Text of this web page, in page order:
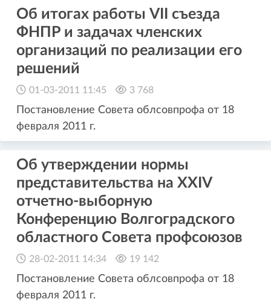
Об итогах работы VII съезда
ФНПР и задачах членских
организаций по реализации его
решений
01-03-2011 11:45 3 768
Постановление Совета облсовпрофа от 18
февраля 2011 г.
Об утверждении нормы
представительства на XXIV
отчетно-выборную
Конференцию Волгоградского
областного Совета профсоюзов
28-02-2011 14:34 19 142
Постановление Совета облсовпрофа от 18
февраля 2011 г.